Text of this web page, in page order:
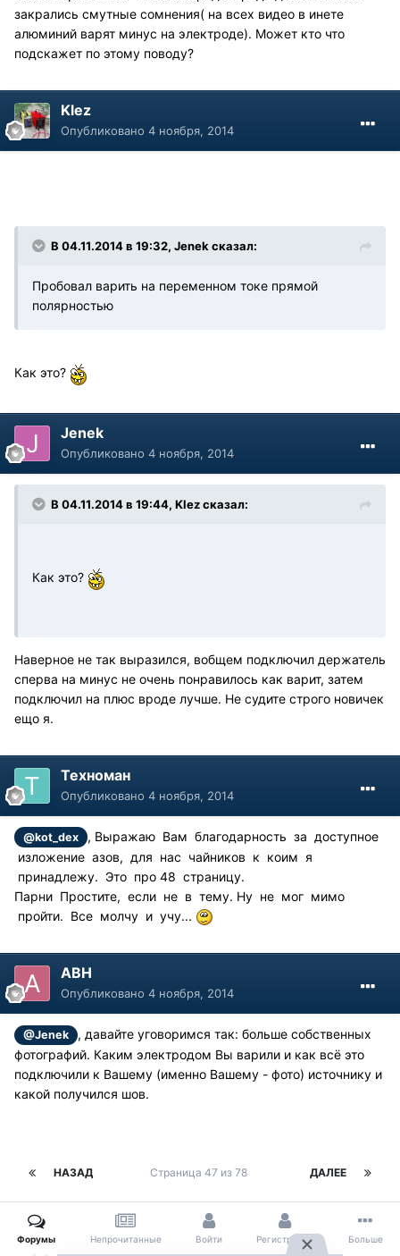
закрались смутные сомнения( на всех видео в инете
алюминий варят минус на электроде). Может кто что
подскажет по этому поводу?
Klez
Опубликовано 4 ноября, 2014
В 04.11.2014 в 19:32, Jenek сказал:
Пробовал варить на переменном токе прямой
полярностью
Как это?
Jenek
Опубликовано 4 ноября, 2014
В 04.11.2014 в 19:44, Klez сказал:
Как это?
Наверное не так выразился, вобщем подключил держатель
сперва на минус не очень понравилось как варит, затем
подключил на плюс вроде лучше. Не судите строго новичек
ещо я.
Техноман
Опубликовано 4 ноября, 2014
@kot_dex
, Выражаю Вам благодарность за доступное
изложение азов, для нас чайников к коим я
принадлежу. Это про 48 страницу.
Парни Простите, если не в тему. Ну не мог мимо
пройти. Все молчу и учу...
АВН
Опубликовано 4 ноября, 2014
@Jenek
, давайте уговоримся так: больше собственных
фотографий. Каким электродом Вы варили и как всё это
подключили к Вашему (именно Вашему - фото) источнику и
какой получился шов.
НАЗАД ДАЛЕЕ
Страница 47 из 78
Форумы Непрочитанные Войти Регистрация Больше